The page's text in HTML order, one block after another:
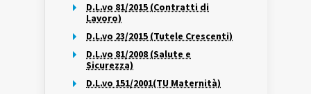
D.L.vo 81/2015 (Contratti di
Lavoro)
D.L.vo 23/2015 (Tutele Crescenti)
D.L.vo 81/2008 (Salute e
Sicurezza)
D.L.vo 151/2001(TU Maternità)